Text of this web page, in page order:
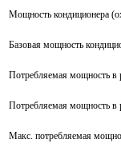
Мощность кондиционера
Базовая мощность
Потребляемая мощность в
Потребляемая мощность в
Макс. потребляемая